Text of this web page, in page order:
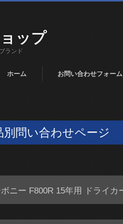
ップ
ランド
ホーム お問い合わせフォーム
別問い合わせページ